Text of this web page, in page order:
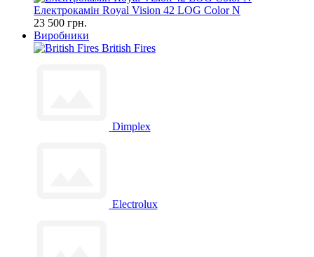
Електрокамін Royal Vision 42 LOG Color N
23 500 грн.
Виробники
British Fires
Dimplex
Electrolux